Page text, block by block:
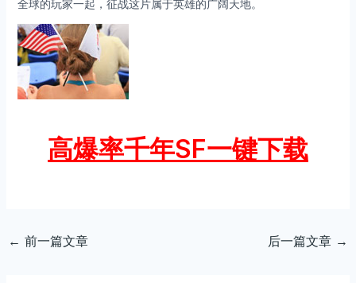
全球的玩家一起，征战这片属于英雄的广阔天地。
高爆率千年SF一键下载
← 前一篇文章 后一篇文章 →